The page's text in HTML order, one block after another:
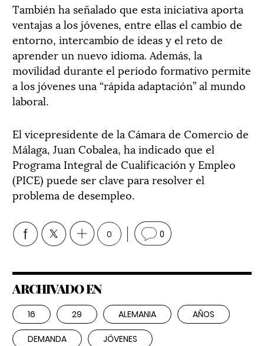
También ha señalado que esta iniciativa aporta
ventajas a los jóvenes, entre ellas el cambio de
entorno, intercambio de ideas y el reto de
aprender un nuevo idioma. Además, la
movilidad durante el periodo formativo permite
a los jóvenes una “rápida adaptación” al mundo
laboral.
El vicepresidente de la Cámara de Comercio de
Málaga, Juan Cobalea, ha indicado que el
Programa Integral de Cualificación y Empleo
(PICE) puede ser clave para resolver el
problema de desempleo.
0 0
ARCHIVADO EN
16 29 ALEMANIA AÑOS
DEMANDA JÓVENES